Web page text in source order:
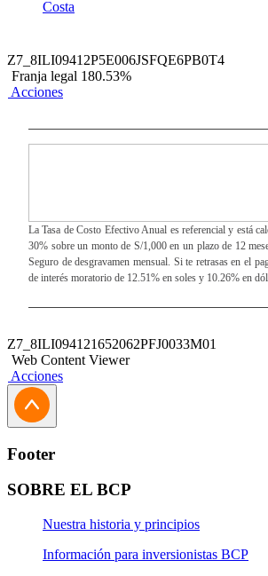
Z7_8ILI09412P5E006JSFQE6PB0T4
Franja legal 180.53%
Acciones
La Tasa de Costo Efectivo Anual es referencial y está
30% sobre un monto de S/1,000 en un plazo de 12
Seguro de desgravamen mensual. Si te retrasas en el
de interés moratorio de 12.51% en soles y 10.26% en
Z7_8ILI094121652062PFJ0033M01
Web Content Viewer
Acciones
Footer
SOBRE EL BCP
Nuestra historia y principios
Información para inversionistas BCP